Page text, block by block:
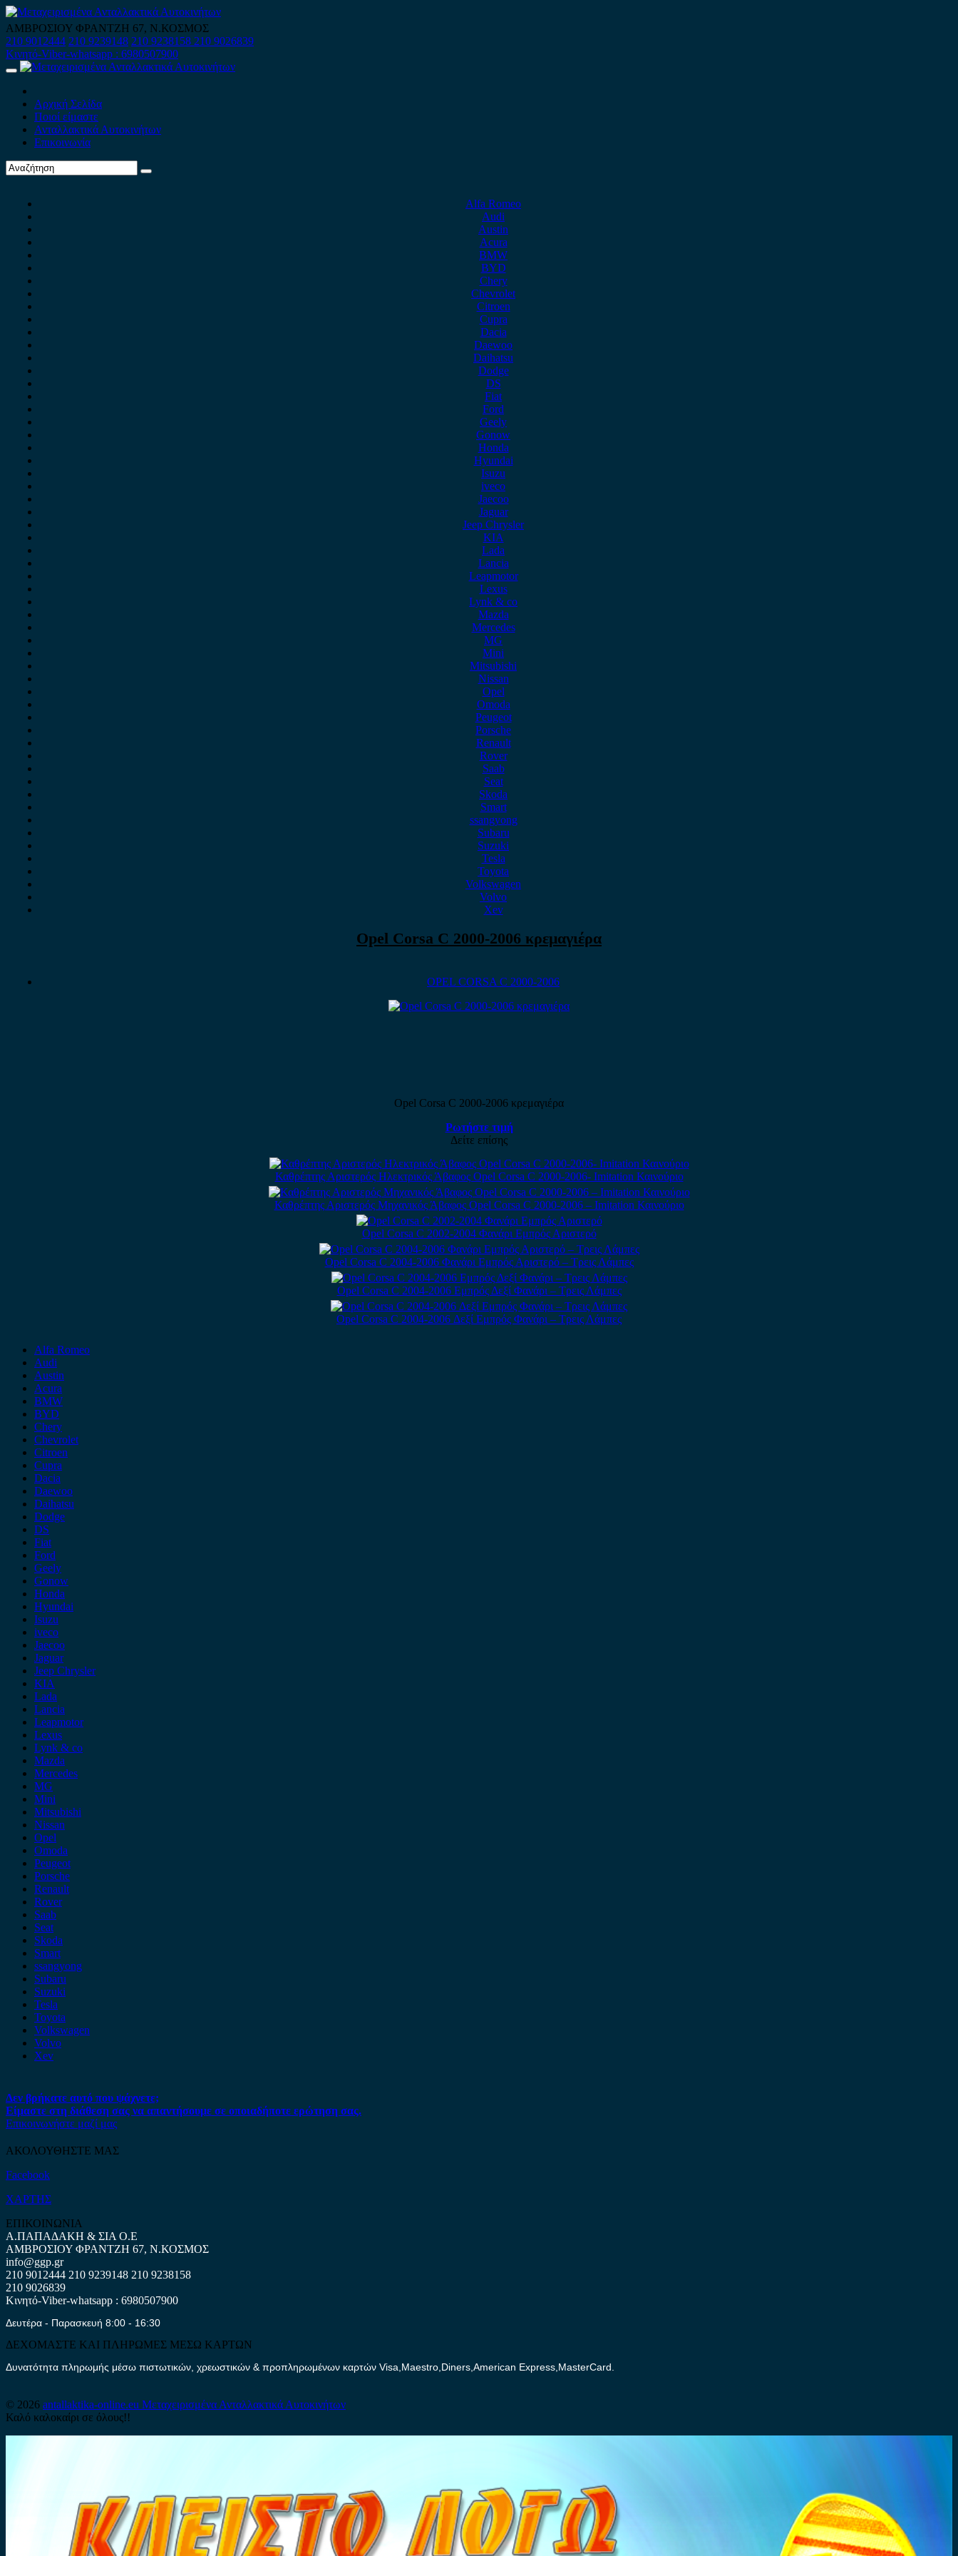
Skip
to
content
ΑΜΒΡΟΣΙΟΥ ΦΡΑΝΤΖΗ 67, Ν.ΚΟΣΜΟΣ
210 9012444 210 9239148 210 9238158 210 9026839
Κινητό-Viber-whatsapp : 6980507900
Primary
Αρχική Σελίδα
Ποιοί είμαστε
Ανταλλακτικά Αυτοκινήτων
Επικοινωνία
Alfa Romeo
Audi
Austin
Acura
BMW
BYD
Chery
Chevrolet
Citroen
Cupra
Dacia
Daewoo
Daihatsu
Dodge
DS
Fiat
Ford
Geely
Gonow
Honda
Hyundai
Isuzu
iveco
Jaecoo
Jaguar
Jeep Chrysler
KIA
Lada
Lancia
Leapmotor
Lexus
Lynk & co
Mazda
Mercedes
MG
Mini
Mitsubishi
Nissan
Opel
Omoda
Peugeot
Porsche
Renault
Rover
Saab
Seat
Skoda
Smart
ssangyong
Subaru
Suzuki
Tesla
Toyota
Volkswagen
Volvo
Xev
Opel Corsa C 2000-2006 κρεμαγιέρα
OPEL CORSA C 2000-2006
Opel Corsa C 2000-2006 κρεμαγιέρα
Ρωτήστε τιμή
Δείτε επίσης
Καθρέπτης Αριστερός Ηλεκτρικός Άβαφος Opel Corsa C 2000-2006- Imitation Καινούριο
Καθρέπτης Αριστερός Μηχανικός Άβαφος Opel Corsa C 2000-2006 – Imitation Καινούριο
Opel Corsa C 2002-2004 Φανάρι Εμπρός Αριστερό
Opel Corsa C 2004-2006 Φανάρι Εμπρός Αριστερό – Tρεις Λάμπες
Opel Corsa C 2004-2006 Εμπρός Δεξί Φανάρι – Τρεις Λάμπες
Opel Corsa C 2004-2006 Δεξί Εμπρός Φανάρι – Τρεις Λάμπες
Alfa Romeo
Audi
Austin
Acura
BMW
BYD
Chery
Chevrolet
Citroen
Cupra
Dacia
Daewoo
Daihatsu
Dodge
DS
Fiat
Ford
Geely
Gonow
Honda
Hyundai
Isuzu
iveco
Jaecoo
Jaguar
Jeep Chrysler
KIA
Lada
Lancia
Leapmotor
Lexus
Lynk & co
Mazda
Mercedes
MG
Mini
Mitsubishi
Nissan
Opel
Omoda
Peugeot
Porsche
Renault
Rover
Saab
Seat
Skoda
Smart
ssangyong
Subaru
Suzuki
Tesla
Toyota
Volkswagen
Volvo
Xev
Δεν βρήκατε αυτό που ψάχνετε;
Είμαστε στη διάθεση σας να απαντήσουμε σε οποιαδήποτε ερώτηση σας.
Επικοινωνήστε μαζί μας
ΑΚΟΛΟΥΘΗΣΤΕ ΜΑΣ
Facebook
ΧΑΡΤΗΣ
ΕΠΙΚΟΙΝΩΝΙΑ
Α.ΠΑΠΑΔΑΚΗ & ΣΙΑ Ο.Ε
ΑΜΒΡΟΣΙΟΥ ΦΡΑΝΤΖΗ 67, Ν.ΚΟΣΜΟΣ
info@ggp.gr
210 9012444 210 9239148 210 9238158
210 9026839
Κινητό-Viber-whatsapp : 6980507900
Δευτέρα - Παρασκευή 8:00 - 16:30
ΔΕΧΟΜΑΣΤΕ ΚΑΙ ΠΛΗΡΩΜΕΣ ΜΕΣΩ ΚΑΡΤΩΝ
Δυνατότητα πληρωμής μέσω πιστωτικών, χρεωστικών & προπληρωμένων καρτών Visa,Maestro,Diners,American Express,MasterCard.
© 2026 antallaktika-online.eu Μεταχειρισμένα Ανταλλακτικά Αυτοκινήτων
Καλό καλοκαίρι σε όλους!!